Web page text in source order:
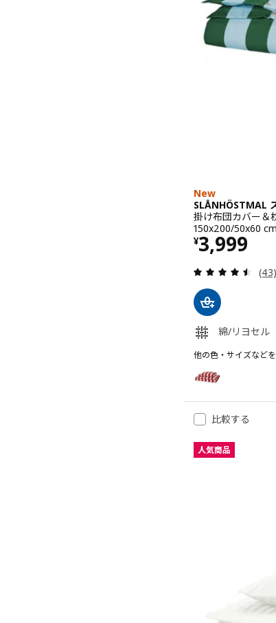
New
SLÅNHÖSTMAL
掛け布団カバー＆
150x200/50x60 cm
¥3,999
価格 ¥
レ
(43)
綿/リヨセル
他の色・サイズなど
オプション:
比較する
人気商品